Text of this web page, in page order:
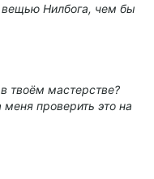
Нилбога, чем бы
твоём мастерстве?
проверить это на